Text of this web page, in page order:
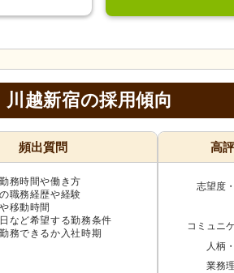
越新宿の採用傾向
頻出質問
務時間や働き方
職務経歴や経験
移動時間
など希望する勤務条件
務できるか入社時期
高
志望度
コミュニ
人柄
業務